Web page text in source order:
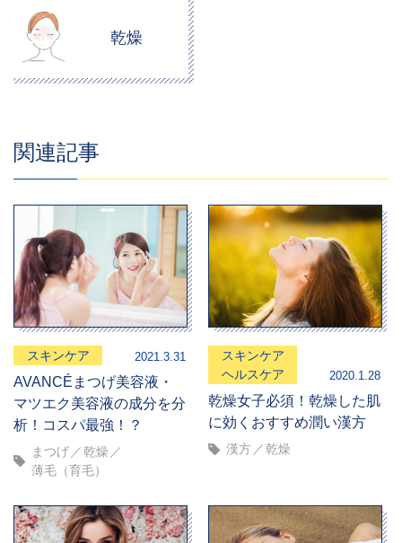
乾燥
関連記事
スキンケア 2021.3.31
AVANCÉまつげ美容液・
マツエク美容液の成分を分
析！コスパ最強！？
まつげ
乾燥
薄毛（育毛）
スキンケア
ヘルスケア
2020.1.28
乾燥女子必須！乾燥した肌
に効くおすすめ潤い漢方
漢方 乾燥